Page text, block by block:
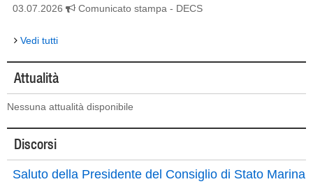
03.07.2026 Comunicato stampa - DECS
Vedi tutti
Attualità
Nessuna attualità disponibile
Discorsi
Saluto della Presidente del Consiglio di Stato Marina